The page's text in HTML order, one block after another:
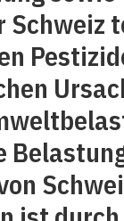
Schweiz